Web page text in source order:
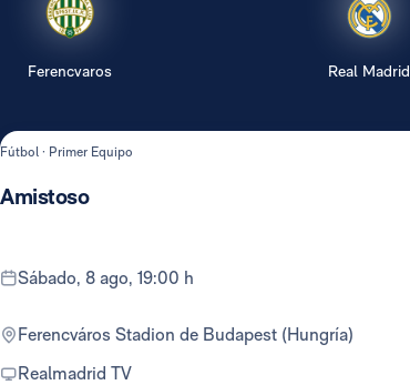
Ferencvaros Real Madrid
Fútbol · Primer Equipo
Amistoso
sábado, 8 ago, 19:00 h
Ferencváros Stadion de Budapest (Hungría)
Realmadrid TV